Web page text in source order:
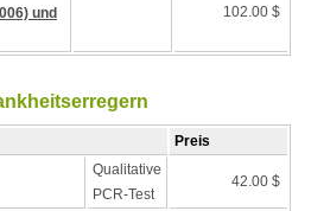
und
102.00 $
Preis
Qualitative
PCR-Test
42.00 $